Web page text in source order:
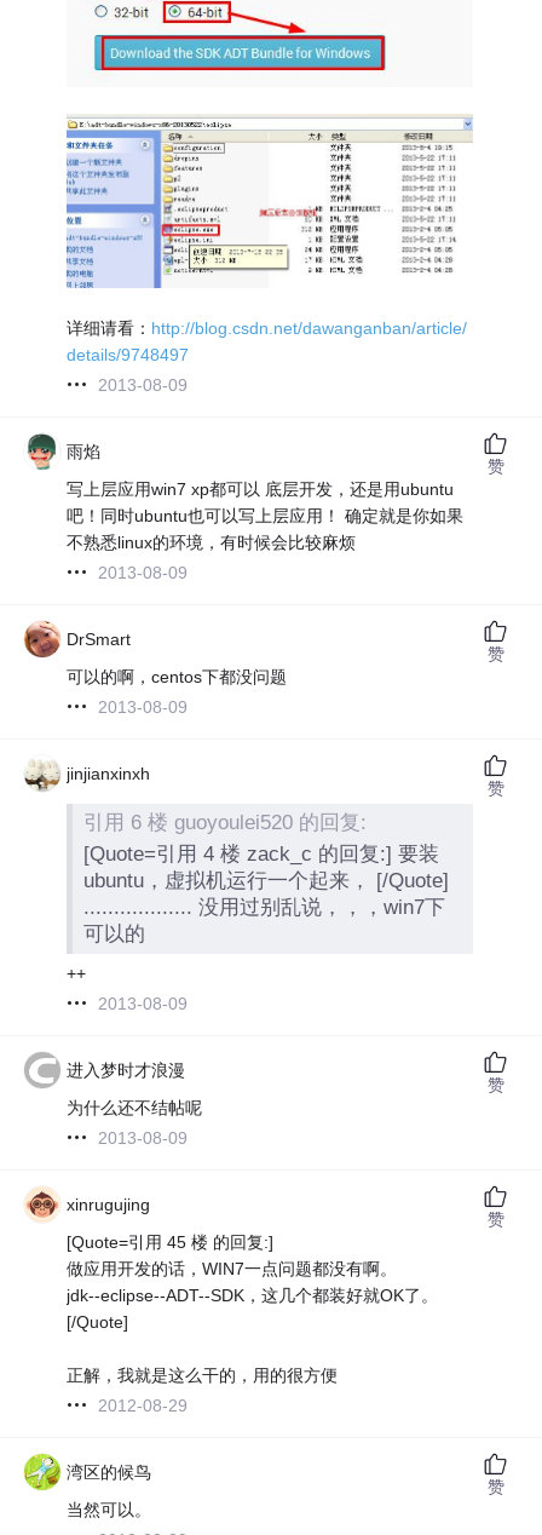
详细请看： http://blog.csdn.net/dawanganban/article/
details/9748497
2013-08-09
雨焰
写上层应用win7 xp都可以 底层开发，还是用ubuntu
吧！同时ubuntu也可以写上层应用！ 确定就是你如果
不熟悉linux的环境，有时候会比较麻烦
2013-08-09
赞
DrSmart
可以的啊，centos下都没问题
2013-08-09
赞
jinjianxinxh
引用 6 楼 guoyoulei520 的回复:
[Quote=引用 4 楼 zack_c 的回复:] 要装
ubuntu，虚拟机运行一个起来， [/Quote]
.................. 没用过别乱说，，，win7下
可以的
++
2013-08-09
赞
进入梦时才浪漫
为什么还不结帖呢
2013-08-09
赞
xinrugujing
[Quote=引用 45 楼 的回复:]
做应用开发的话，WIN7一点问题都没有啊。
jdk--eclipse--ADT--SDK，这几个都装好就OK了。
[/Quote]
正解，我就是这么干的，用的很方便
2012-08-29
赞
湾区的候鸟
当然可以。
赞